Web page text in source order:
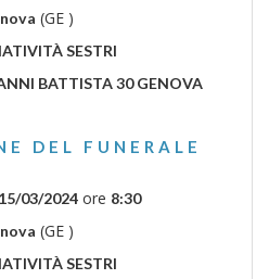
(GE )
SESTRI
BATTISTA 30 GENOVA
DEL FUNERALE
15/03/2024ore 8:30
(GE )
SESTRI